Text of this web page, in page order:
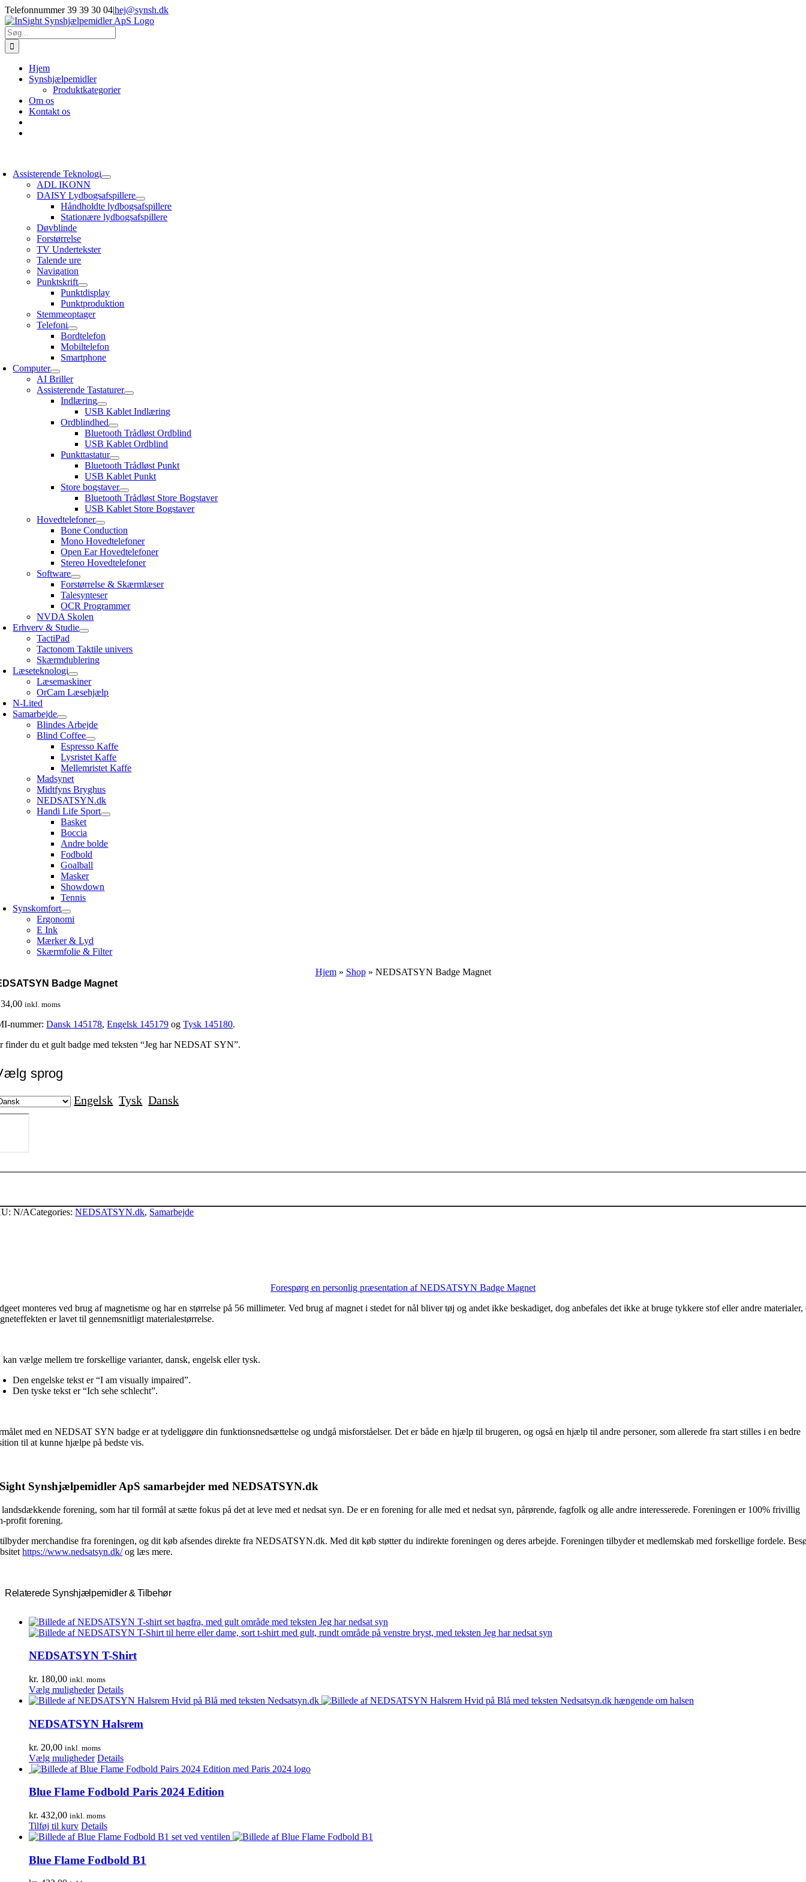
Skip
to
content
Telefonnummer 39 39 30 04|hej@synsh.dk
Søg
efter:
Hjem
Synshjælpemidler
Produktkategorier
Om os
Kontakt os
Assisterende Teknologi
ADL IKONN
DAISY Lydbogsafspillere
Håndholdte lydbogsafspillere
Stationære lydbogsafspillere
Døvblinde
Forstørrelse
TV Undertekster
Talende ure
Navigation
Punktskrift
Punktdisplay
Punktproduktion
Stemmeoptager
Telefoni
Bordtelefon
Mobiltelefon
Smartphone
Computer
AI Briller
Assisterende Tastaturer
Indlæring
USB Kablet Indlæring
Ordblindhed
Bluetooth Trådløst Ordblind
USB Kablet Ordblind
Punkttastatur
Bluetooth Trådløst Punkt
USB Kablet Punkt
Store bogstaver
Bluetooth Trådløst Store Bogstaver
USB Kablet Store Bogstaver
Hovedtelefoner
Bone Conduction
Mono Hovedtelefoner
Open Ear Hovedtelefoner
Stereo Hovedtelefoner
Software
Forstørrelse & Skærmlæser
Talesynteser
OCR Programmer
NVDA Skolen
Erhverv & Studie
TactiPad
Tactonom Taktile univers
Skærmdublering
Læseteknologi
Læsemaskiner
OrCam Læsehjælp
N-Lited
Samarbejde
Blindes Arbejde
Blind Coffee
Espresso Kaffe
Lysristet Kaffe
Mellemristet Kaffe
Madsynet
Midtfyns Bryghus
NEDSATSYN.dk
Handi Life Sport
Basket
Boccia
Andre bolde
Fodbold
Goalball
Masker
Showdown
Tennis
Synskomfort
Ergonomi
E Ink
Mærker & Lyd
Skærmfolie & Filter
Hjem» Shop» NEDSATSYN Badge Magnet
Badge Magnet
inkl. moms
nummer:Dansk 145178,Engelsk 145179 ogTysk 145180.
finder du et gult badge med teksten “Jeg har NEDSAT SYN”.
sprog
Engelsk Tysk Dansk
N/ACategories:NEDSATSYN.dk, Samarbejde
Forespørg en personlig præsentation af NEDSATSYN Badge Magnet
monteres ved brug af magnetisme og har en størrelse på 56 millimeter. Ved brug af magnet i stedet for nål bliver tøj og andet ikke beskadiget, dog anbefales det ikke at bruge tykkere stof eller andre materialer,
er lavet til gennemsnitligt materialestørrelse.
kan vælge mellem tre forskellige varianter, dansk, engelsk eller tysk.
Den engelske tekst er “I am visually impaired”.
Den tyske tekst er “Ich sehe schlecht”.
med en NEDSAT SYN badge er at tydeliggøre din funktionsnedsættelse og undgå misforståelser. Det er både en hjælp til brugeren, og også en hjælp til andre personer, som allerede fra start stilles i en bedre
til at kunne hjælpe på bedste vis.
Synshjælpemidler ApS samarbejder med NEDSATSYN.dk
forening, som har til formål at sætte fokus på det at leve med et nedsat syn. De er en forening for alle med et nedsat syn, pårørende, fagfolk og alle andre interesserede. Foreningen er 100% frivillig
profit forening.
merchandise fra foreningen, og dit køb afsendes direkte fra NEDSATSYN.dk. Med dit køb støtter du indirekte foreningen og deres arbejde. Foreningen tilbyder et medlemskab med forskellige fordele.
https://www.nedsatsyn.dk/og læs mere.
Relaterede Synshjælpemidler & Tilbehør
NEDSATSYN T-Shirt
kr. 180,00 inkl. moms
Vælg muligheder Dette
vare
flere
varianter.
kan
vælges
på
varesiden
Details
NEDSATSYN Halsrem
kr. 20,00 inkl. moms
Vælg muligheder Dette
vare
flere
kan
vælges
på
varesiden
Details
Blue Flame Fodbold Paris 2024 Edition
kr. 432,00 inkl. moms
Tilføj til kurv Details
Blue Flame Fodbold B1